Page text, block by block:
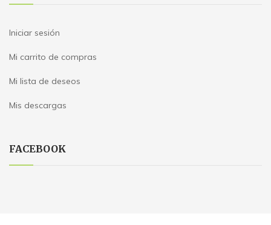
Iniciar sesión
Mi carrito de compras
Mi lista de deseos
Mis descargas
FACEBOOK